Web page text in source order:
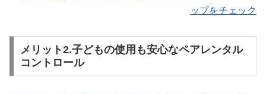
ップをチェック
メリット2.子どもの使用も安心なペアレンタル
コントロール